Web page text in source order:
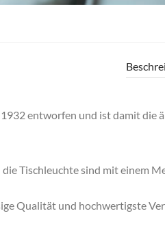
entworfen und ist damit die
die Tischleuchte sind mit einem
Qualität und hochwertigste